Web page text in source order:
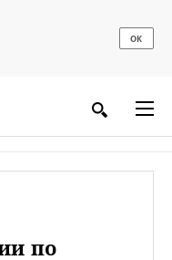
ОК
по